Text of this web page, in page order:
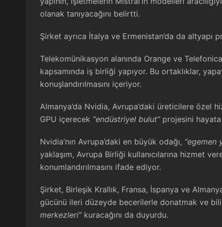
olanak tanıyacağını belirtti.
Şirket ayrıca İtalya ve Ermenistan’da da altyapı
Telekomünikasyon alanında Orange ve
kapsamında iş birliği yapıyor. Bu ortaklıklar,
konuşlandırılmasını içeriyor.
Almanya’da Nvidia, Avrupa’daki üreticilere özel
GPU içerecek “endüstriyel bulut”projesini
Nvidia’nın Avrupa’daki en büyük odağı, “egemen
yaklaşım, Avrupa Birliği kullanıcılarına hizmet
konumlandırılmasını ifade ediyor.
Şirket, Birleşik Krallık, Fransa, İspanya ve
gücünü ileri düzeyde becerilerle donatmak ve
merkezleri”kuracağını da duyurdu.